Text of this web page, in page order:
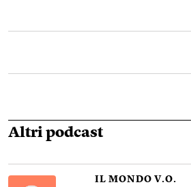
Altri podcast
IL MONDO V.O.